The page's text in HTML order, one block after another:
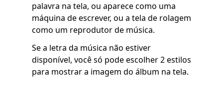
palavra na tela, ou aparece como uma
máquina de escrever, ou a tela de rolagem
como um reprodutor de música.
Se a letra da música não estiver
disponível, você só pode escolher 2 estilos
para mostrar a imagem do álbum na tela.